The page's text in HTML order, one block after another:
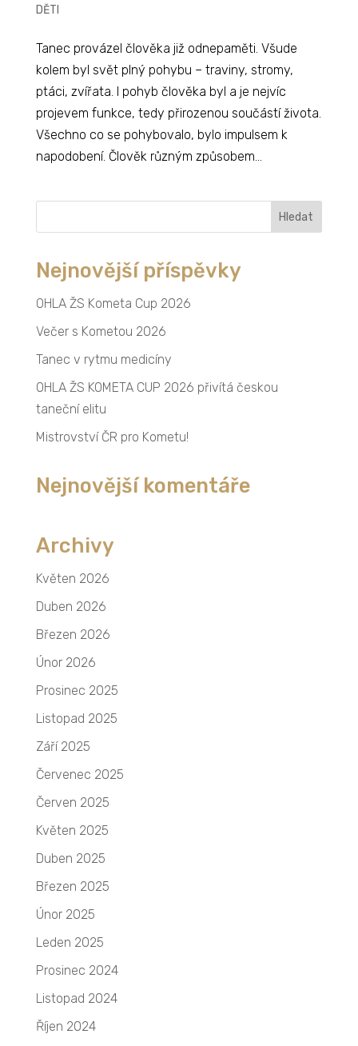
DĚTI
Tanec provázel člověka již odnepaměti. Všude
kolem byl svět plný pohybu – traviny, stromy,
ptáci, zvířata. I pohyb člověka byl a je nejvíc
projevem funkce, tedy přirozenou součástí života.
Všechno co se pohybovalo, bylo impulsem k
napodobení. Člověk různým způsobem...
Nejnovější příspěvky
OHLA ŽS Kometa Cup 2026
Večer s Kometou 2026
Tanec v rytmu medicíny
OHLA ŽS KOMETA CUP 2026 přivítá českou
taneční elitu
Mistrovství ČR pro Kometu!
Nejnovější komentáře
Archivy
Květen 2026
Duben 2026
Březen 2026
Únor 2026
Prosinec 2025
Listopad 2025
Září 2025
Červenec 2025
Červen 2025
Květen 2025
Duben 2025
Březen 2025
Únor 2025
Leden 2025
Prosinec 2024
Listopad 2024
Říjen 2024